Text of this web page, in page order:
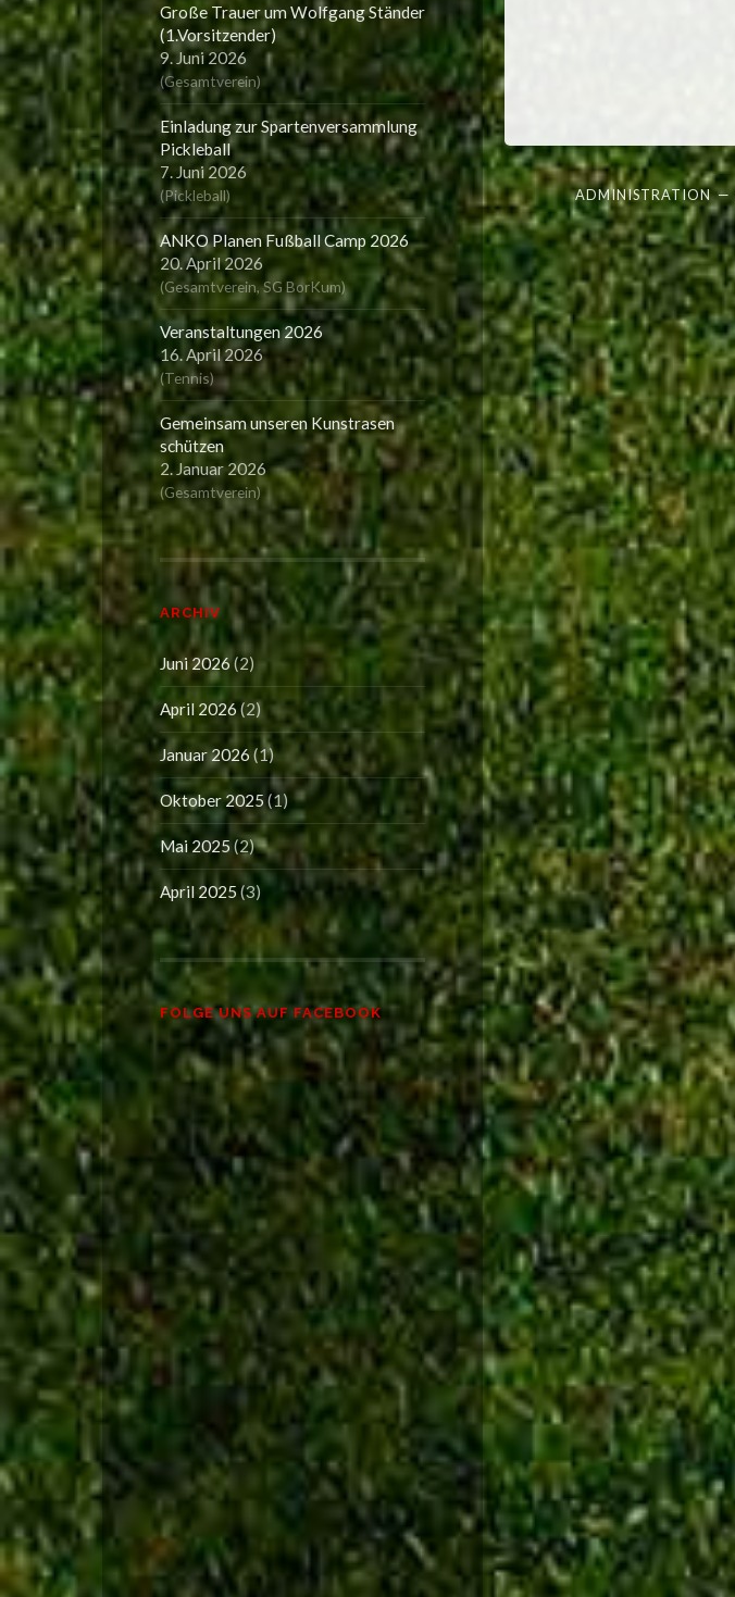
Große Trauer um Wolfgang Ständer
(1.Vorsitzender)
9. Juni 2026
(Gesamtverein)
Einladung zur Spartenversammlung
Pickleball
7. Juni 2026
(Pickleball)
ANKO Planen Fußball Camp 2026
20. April 2026
(Gesamtverein,SG BorKum)
Veranstaltungen 2026
16. April 2026
(Tennis)
Gemeinsam unseren Kunstrasen
schützen
2. Januar 2026
(Gesamtverein)
ARCHIV
Juni 2026(2)
April 2026(2)
Januar 2026 (1)
Oktober 2025 (1)
Mai 2025(2)
April 2025(3)
FOLGE UNS AUF FACEBOOK
ADMINISTRATION—